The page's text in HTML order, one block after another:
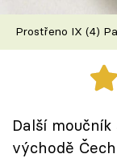
Škola vaření
Recepty z
Speciál:
Těhotnej
Prostřeno IX (4)
Další
východě